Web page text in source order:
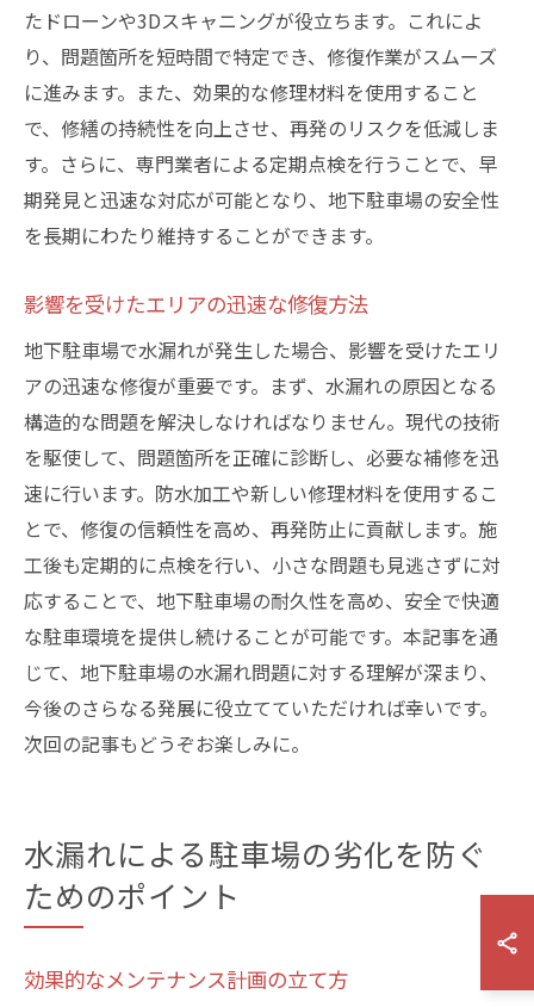
たドローンや3Dスキャニングが役立ちます。これによ
り、問題箇所を短時間で特定でき、修復作業がスムーズ
に進みます。また、効果的な修理材料を使用すること
で、修繕の持続性を向上させ、再発のリスクを低減しま
す。さらに、専門業者による定期点検を行うことで、早
期発見と迅速な対応が可能となり、地下駐車場の安全性
を長期にわたり維持することができます。
影響を受けたエリアの迅速な修復方法
地下駐車場で水漏れが発生した場合、影響を受けたエリ
アの迅速な修復が重要です。まず、水漏れの原因となる
構造的な問題を解決しなければなりません。現代の技術
を駆使して、問題箇所を正確に診断し、必要な補修を迅
速に行います。防水加工や新しい修理材料を使用するこ
とで、修復の信頼性を高め、再発防止に貢献します。施
工後も定期的に点検を行い、小さな問題も見逃さずに対
応することで、地下駐車場の耐久性を高め、安全で快適
な駐車環境を提供し続けることが可能です。本記事を通
じて、地下駐車場の水漏れ問題に対する理解が深まり、
今後のさらなる発展に役立てていただければ幸いです。
次回の記事もどうぞお楽しみに。
水漏れによる駐車場の劣化を防ぐ
ためのポイント
効果的なメンテナンス計画の立て方